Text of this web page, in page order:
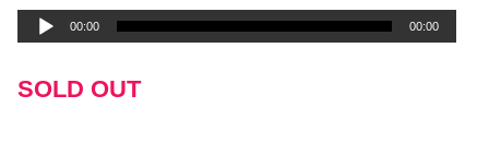
声
プ
ー
00:00 00:00
SOLD OUT